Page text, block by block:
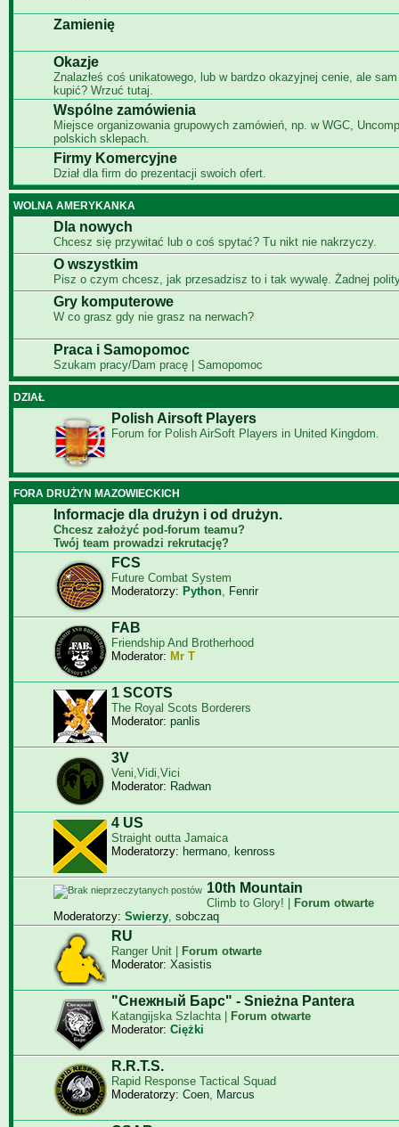
Zamienię
Okazje
Znalazłeś coś unikatowego, lub w bardzo okazyjnej cenie, ale
kupić? Wrzuć tutaj.
Wspólne zamówienia
Miejsce organizowania grupowych zamówień, np. w WGC,
polskich sklepach.
Firmy Komercyjne
Dział dla firm do prezentacji swoich ofert.
WOLNA AMERYKANKA
Dla nowych
Chcesz się przywitać lub o coś spytać? Tu nikt nie nakrzyczy.
O wszystkim
Pisz o czym chcesz, jak przesadzisz to i tak wywalę. Żadnej
Gry komputerowe
W co grasz gdy nie grasz na nerwach?
Praca i Samopomoc
Szukam pracy/Dam pracę | Samopomoc
DZIAŁ
Polish Airsoft Players
Forum for Polish AirSoft Players in United Kingdom.
FORA DRUŻYN MAZOWIECKICH
Informacje dla drużyn i od drużyn.
Chcesz założyć pod-forum teamu?
Twój team prowadzi rekrutację?
FCS
Future Combat System
Moderatorzy: Python, Fenrir
FAB
Friendship And Brotherhood
Moderator: Mr T
1 SCOTS
The Royal Scots Borderers
Moderator: panlis
3V
Veni,Vidi,Vici
Moderator: Radwan
4 US
Straight outta Jamaica
Moderatorzy: hermano, kenross
10th Mountain
Climb to Glory! |
Forum otwarte
Moderatorzy: Swierzy, sobczaq
RU
Ranger Unit |
Forum otwarte
Moderator: Xasistis
"Снежный Барс" - Snieżna Pantera
Katangijska Szlachta |
Forum otwarte
Moderator: Ciężki
R.R.T.S.
Rapid Response Tactical Squad
Moderatorzy: Coen, Marcus